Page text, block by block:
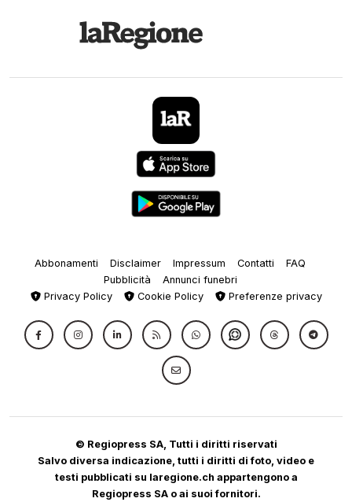
Abbonamenti Disclaimer Impressum Contatti
FAQ
Pubblicità
Annunci funebri
Privacy Policy
Cookie Policy Preferenze privacy
© Regiopress SA, Tutti i diritti riservati
Salvo diversa indicazione, tutti i diritti di foto, video e
testi pubblicati su laregione.ch appartengono a
Regiopress SA o ai suoi fornitori.